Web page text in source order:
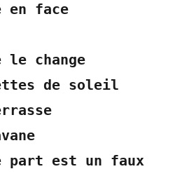
en face
le change
de soleil
est un faux